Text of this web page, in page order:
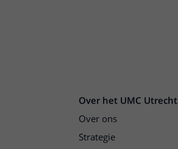
Over het UMC Utrecht
Over ons
Strategie